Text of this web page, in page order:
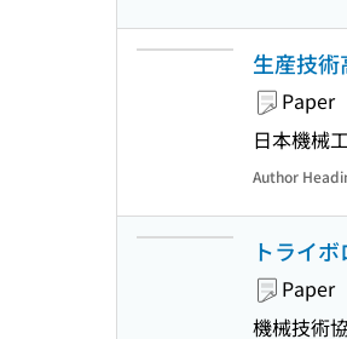
生産技
Paper
日本機械
Author
トライ
Paper
機械技術